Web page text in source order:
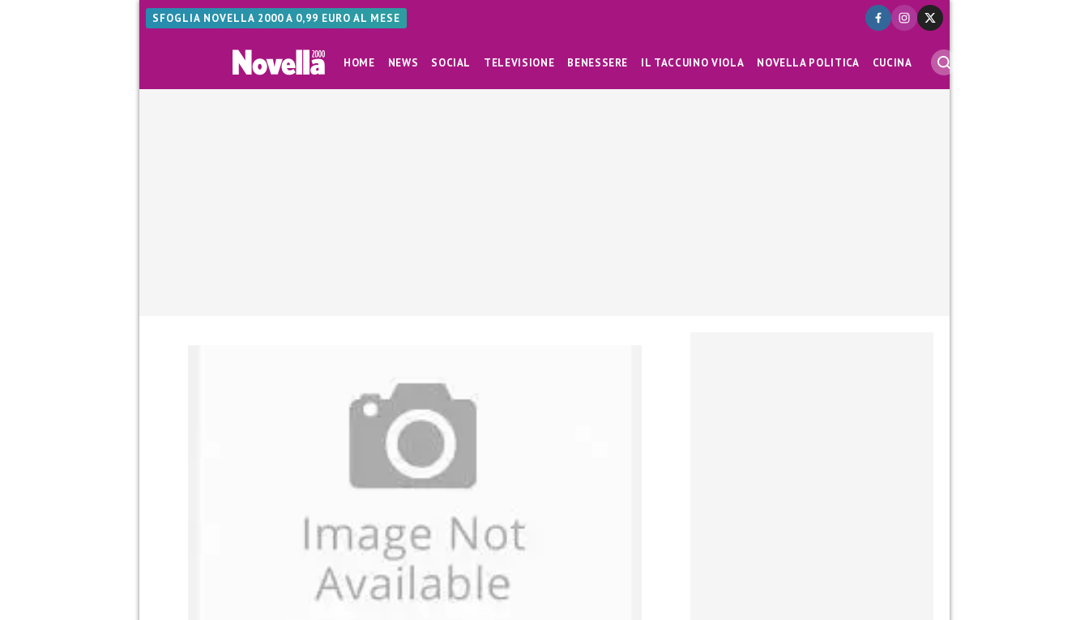
SFOGLIA NOVELLA 2000 A 0,99 EURO AL MESE
HOME NEWS SOCIAL TELEVISIONE BENESSERE IL TACCUINO VIOLA NOVELLA POLITICA CUCINA